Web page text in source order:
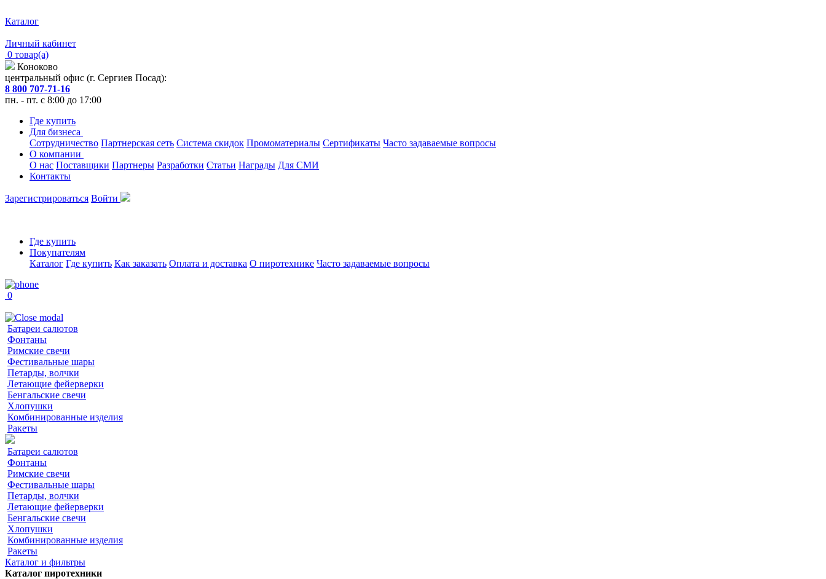
Каталог
Личный кабинет
0 товар(а)
Коноково
центральный офис (г. Сергиев Посад):
8 800 707-71-16
пн. - пт. с 8:00 до 17:00
Где купить
Для бизнеса
Сотрудничество Партнерская сеть Система скидок Промоматериалы Сертификаты Часто задаваемые вопросы
О компании
О нас Поставщики Партнеры Разработки Статьи Награды Для СМИ
Контакты
Зарегистрироваться Войти
Где купить
Покупателям
Каталог Где купить Как заказать Оплата и доставка О пиротехнике Часто задаваемые вопросы
0
Батареи салютов
Фонтаны
Римские свечи
Фестивальные шары
Петарды, волчки
Летающие фейерверки
Бенгальские свечи
Хлопушки
Комбинированные изделия
Ракеты
Батареи салютов
Фонтаны
Римские свечи
Фестивальные шары
Петарды, волчки
Летающие фейерверки
Бенгальские свечи
Хлопушки
Комбинированные изделия
Ракеты
Каталог и фильтры
Каталог пиротехники